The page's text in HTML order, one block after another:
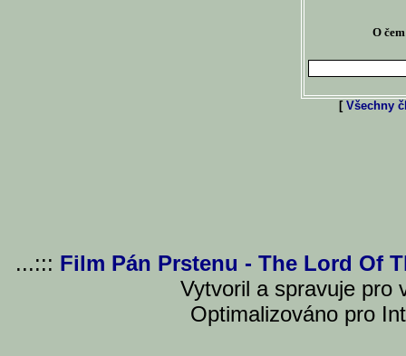
O
[ Všechny
...::: Film Pán Prstenu - The Lord Of
Vytvoril a spravuje pro
Optimalizováno pro